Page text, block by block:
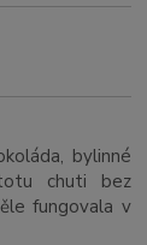
bylinné
chuti bez
fungovala v